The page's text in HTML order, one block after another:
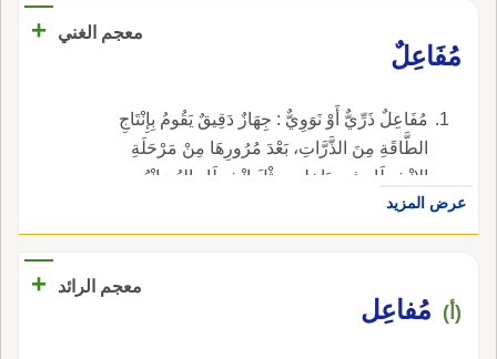
معجم الغني
+
مُفَاعِلٌ
مُفَاعِلٌ ذَرِّيٌّ أَوْ نَوَوِيٌّ : جِهَازٌ دَقِيقٌ يَقُومُ بِإِنْتَاجِ
الطَّاقَةِ مِنَ الذَّرَّاتِ، بَعْدَ مُرُورِهَا مِنْ مَرْحَلَةِ
الانْشِطَارِ فِي دَاخِلِهِ، مِثْلَ انْشِطَارِ اليُورَانْيُوم.
عرض المزيد
معجم الرائد +
(أ) مُفاعِل